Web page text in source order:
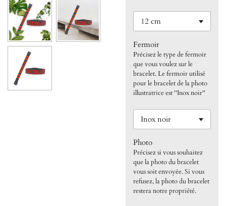
Fermoir
Précisez le type de fermoir
que vous voulez sur le
bracelet. Le fermoir utilisé
pour le bracelet de la photo
illustratrice est ''Inox noir''
Photo
Précisez si vous souhaitez
que la photo du bracelet
vous soit envoyée. Si vous
refusez, la photo du bracelet
restera notre propriété.